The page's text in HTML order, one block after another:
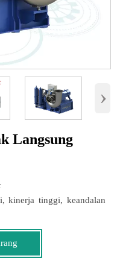
›
Langsung
kinerja tinggi, keandalan